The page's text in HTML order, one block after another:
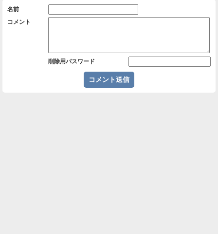
名前
コメント
削除用パスワード